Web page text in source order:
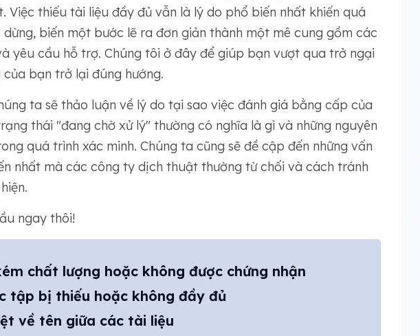
Việc thiếu tài liệu đầy đủ vẫn là lý do phổ biến nhất khiến quá
biến một bước lẽ ra đơn giản thành một mê cung gồm các
yêu cầu hỗ trợ. Chúng tôi ở đây để giúp bạn vượt qua trở ngại
bạn trở lại đúng hướng.
ta sẽ thảo luận về lý do tại sao việc đánh giá bằng cấp của
thái "đang chờ xử lý" thường có nghĩa là gì và những nguyên
quá trình xác minh. Chúng ta cũng sẽ đề cập đến những vấn
nhất mà các công ty dịch thuật thường từ chối và cách tránh
ngay thôi!
chất lượng hoặc không được chứng nhận
tập bị thiếu hoặc không đầy đủ
về tên giữa các tài liệu